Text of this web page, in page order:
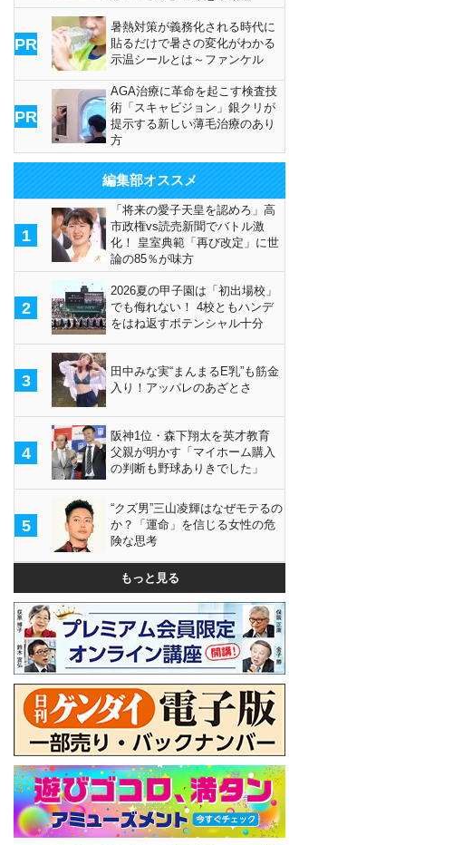
PR
暑熱対策が義務化される時代に
貼るだけで暑さの変化がわかる
示温シールとは～ファンケル
PR
AGA治療に革命を起こす検査技
術「スキャビジョン」銀クリが
提示する新しい薄毛治療のあり
方
編集部オススメ
1
「将来の愛子天皇を認めろ」高
市政権vs読売新聞でバトル激
化！ 皇室典範「再び改定」に世
論の85％が味方
2
2026夏の甲子園は「初出場校」
でも侮れない！ 4校ともハンデ
をはね返すポテンシャル十分
3
田中みな実“まんまるE乳”も筋金
入り！アッパレのあざとさ
4
阪神1位・森下翔太を英才教育
父親が明かす「マイホーム購入
の判断も野球ありきでした」
5
“クズ男”三山凌輝はなぜモテるの
か？「運命」を信じる女性の危
険な思考
もっと見る